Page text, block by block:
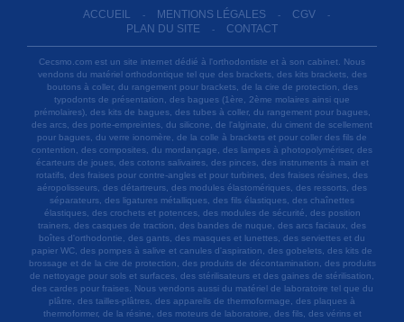
ACCUEIL - MENTIONS LÉGALES - CGV -
PLAN DU SITE - CONTACT
Cecsmo.com est un site internet dédié à l'orthodontiste et à son cabinet. Nous
vendons du matériel orthodontique tel que des brackets, des kits brackets, des
boutons à coller, du rangement pour brackets, de la cire de protection, des
typodonts de présentation, des bagues (1ère, 2ème molaires ainsi que
prémolaires), des kits de bagues, des tubes à coller, du rangement pour bagues,
des arcs, des porte-empreintes, du silicone, de l'alginate, du ciment de scellement
pour bagues, du verre ionomère, de la colle à brackets et pour coller des fils de
contention, des composites, du mordançage, des lampes à photopolymériser, des
écarteurs de joues, des cotons salivaires, des pinces, des instruments à main et
rotatifs, des fraises pour contre-angles et pour turbines, des fraises résines, des
aéropolisseurs, des détartreurs, des modules élastomériques, des ressorts, des
séparateurs, des ligatures métalliques, des fils élastiques, des chaînettes
élastiques, des crochets et potences, des modules de sécurité, des position
trainers, des casques de traction, des bandes de nuque, des arcs faciaux, des
boîtes d'orthodontie, des gants, des masques et lunettes, des serviettes et du
papier WC, des pompes à salive et canules d'aspiration, des gobelets, des kits de
brossage et de la cire de protection, des produits de décontamination, des produits
de nettoyage pour sols et surfaces, des stérilisateurs et des gaines de stérilisation,
des cardes pour fraises. Nous vendons aussi du matériel de laboratoire tel que du
plâtre, des tailles-plâtres, des appareils de thermoformage, des plaques à
thermoformer, de la résine, des moteurs de laboratoire, des fils, des vérins et